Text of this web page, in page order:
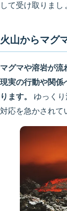
して受け取りまし
火山からマグ
マグマや溶岩が流
現実の行動や関係
ります。
ゆっく
対応を急かされて